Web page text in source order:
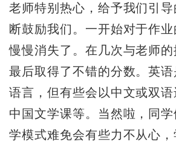
老师特别热心，给予我们引
断鼓励我们。一开始对于作
慢慢消失了。在几次与老师的
最后取得了不错的分数。英
语言，但有些会以中文或双
中国文学课等。当然啦，同
学模式难免会有些力不从心